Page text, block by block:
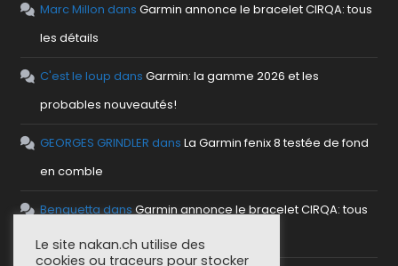
Marc Millon dansGarmin annonce le bracelet CIRQA: tous
les détails
C'est le loup dansGarmin: la gamme 2026 et les
probables nouveautés!
GEORGES GRINDLER dansLa Garmin fenix 8 testée de fond
en comble
Benguetta dansGarmin annonce le bracelet CIRQA: tous
les détails
Le site nakan.ch utilise des
cookies ou traceurs pour stocker